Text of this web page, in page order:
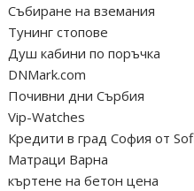
Събиране на вземания
Тунинг стопове
Душ кабини по поръчка
DNMark.com
Почивни дни Сърбия
Vip-Watches
Кредити в град София от
Матраци Варна
къртене на бетон цена